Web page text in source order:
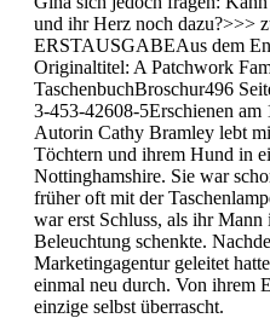
und ihr Herz noch dazu?>>>
ERSTAUSGABEAus dem
Originaltitel: A Patchwork
TaschenbuchBroschur496
3-453-42608-5Erschienen am
Autorin Cathy Bramley lebt
Töchtern und ihrem Hund in
Nottinghamshire. Sie war
früher oft mit der
war erst Schluss, als ihr
Beleuchtung schenkte.
Marketingagentur geleitet
einmal neu durch. Von ihrem
einzige selbst überrascht.